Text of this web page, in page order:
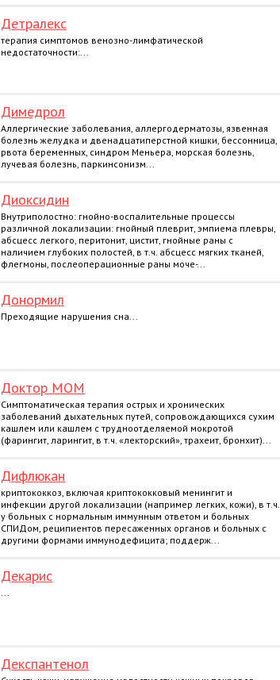
Детралекс
терапия симптомов венозно-лимфатической
недостаточности:...
Димедрол
Аллергические заболевания, аллергодерматозы, язвенная
болезнь желудка и двенадцатиперстной кишки, бессонница,
рвота беременных, синдром Меньера, морская болезнь,
лучевая болезнь, паркинсонизм...
Диоксидин
Внутриполостно: гнойно-воспалительные процессы
различной локализации: гнойный плеврит, эмпиема плевры,
абсцесс легкого, перитонит, цистит, гнойные раны с
наличием глубоких полостей, в т.ч. абсцесс мягких тканей,
флегмоны, послеоперационные раны моче-...
Донормил
Преходящие нарушения сна...
Доктор МОМ
Симптоматическая терапия острых и хронических
заболеваний дыхательных путей, сопровождающихся сухим
кашлем или кашлем с трудноотделяемой мокротой
(фарингит, ларингит, в т.ч. «лекторский», трахеит, бронхит)...
Дифлюкан
криптококкоз, включая криптококковый менингит и
инфекции другой локализации (например легких, кожи), в т.ч.
у больных с нормальным иммунным ответом и больных
СПИДом, реципиентов пересаженных органов и больных с
другими формами иммунодефицита; поддерж...
Декарис
...
Декспантенол